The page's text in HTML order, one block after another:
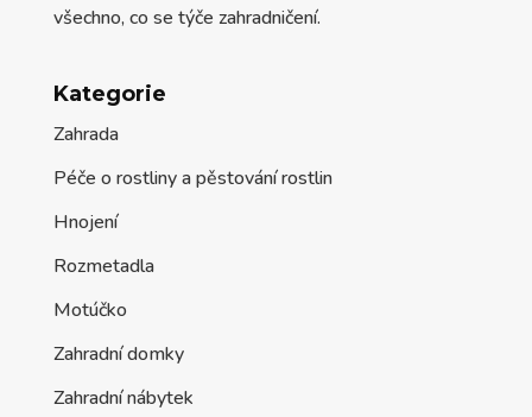
všechno, co se týče zahradničení.
Kategorie
Zahrada
Péče o rostliny a pěstování rostlin
Hnojení
Rozmetadla
Motúčko
Zahradní domky
Zahradní nábytek